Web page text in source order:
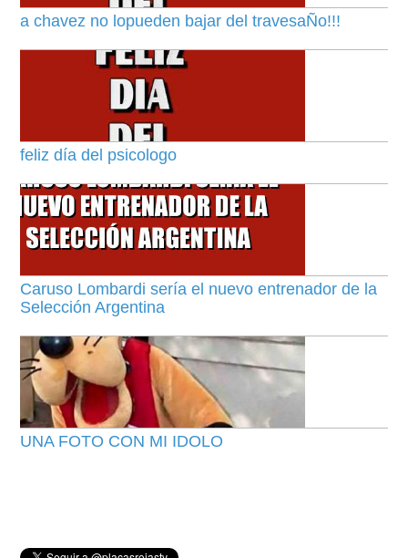
a chavez no lopueden bajar del travesaÑo!!!
feliz día del psicologo
Caruso Lombardi sería el nuevo entrenador de la
Selección Argentina
UNA FOTO CON MI IDOLO